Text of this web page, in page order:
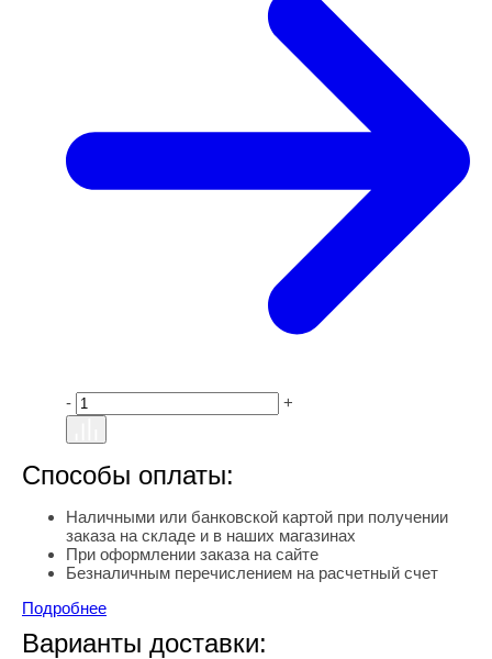
- +
Способы оплаты:
Наличными или банковской картой при получении
заказа на складе и в наших магазинах
При оформлении заказа на сайте
Безналичным перечислением на расчетный счет
Подробнее
Варианты доставки: